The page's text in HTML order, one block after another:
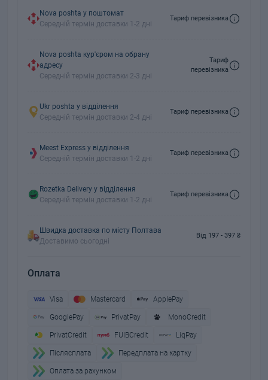
Nova poshta у поштомат
Середній термін доставки 1-2 дні
Тариф перевізника
Nova poshta кур'єром на обрану
адресу
Середній термін доставки 2-3 дні
Тариф
перевізника
Ukr poshta у відділення
Середній термін доставки 2-4 дні
Тариф перевізника
Meest Express у відділення
Середній термін доставки 1-2 дні
Тариф перевізника
Rozetka Delivery у відділення
Середній термін доставки 1-2 дні
Тариф перевізника
Швидка доставка по місту Полтава
Доставимо сьогодні
Від 197 - 397 ₴
Оплата
Visa Mastercard ApplePay
GooglePay PrivatPay MonoCredit
PrivatCredit FUIBCredit LiqPay
Пiслясплата Передплата на картку
Оплата за рахунком